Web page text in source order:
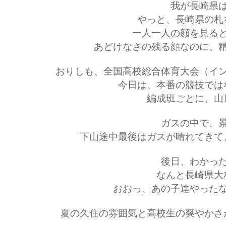
我が長崎県
やっと、長崎県の
一人一人の顔を見る
あどけなさの残る顔なのに、
おりしも、全国高校総合体育大会（イ
今日は、本番の競技で
編成班ごとに、
ガスの中で、
下山途中最後はガスが晴れてき
後日、わかっ
なんと長崎県
おおっ、あの子達やった
夏の久住の雰囲気と高校生の爽やか